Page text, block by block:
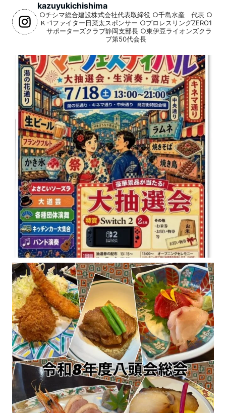
kazuyukichishima
○チシマ総合建設株式会社代表取締役○千島水産 代表○
Ｋ-1ファイター日菜太スポンサー ○プロレスリングZERO1
サポーターズクラブ静岡支部長○東伊豆ライオンズクラ
ブ第50代会長